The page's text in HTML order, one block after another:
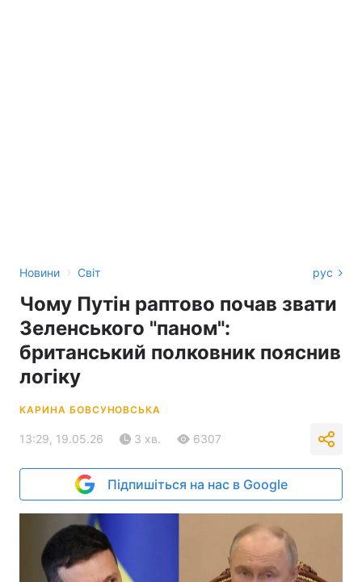
Новини › Світ рус
Чому Путін раптово почав звати
Зеленського "паном":
британський полковник пояснив
логіку
КАРИНА БОВСУНОВСЬКА
13:29, 19.05.26 3 хв. 6307
Підпишіться на нас в Google